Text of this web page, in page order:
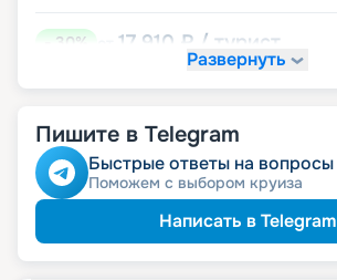
30% 17 910 ₽ / турист
размещение
23 027
Скидкадетям
-5% от 24 306 ₽/ турист
пенсионерам
Развернуть
Пишите в Telegram
Быстрые ответы на вопросы
Поможем с выбором круиза
Написать в Telegram